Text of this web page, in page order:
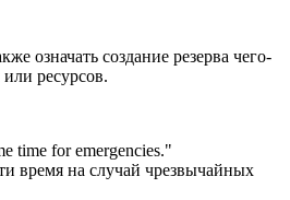
означать создание резерва чего-
ресурсов.
time for emergencies."
время на случай чрезвычайных